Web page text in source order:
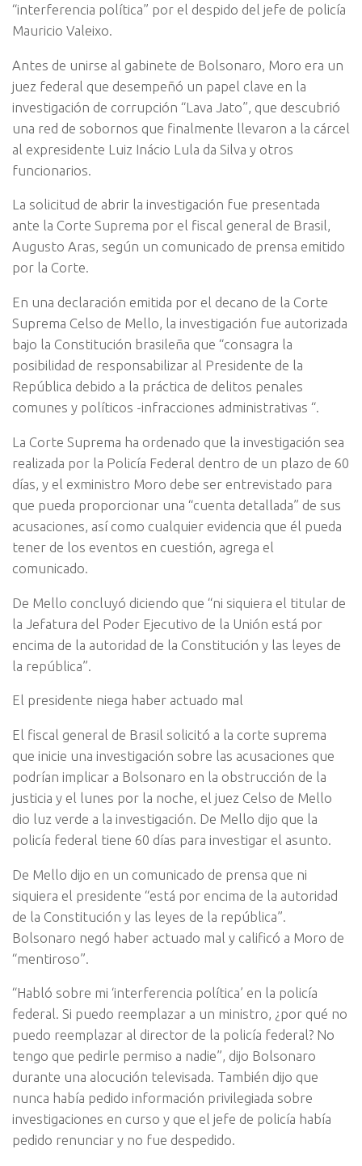
“interferencia política” por el despido del jefe de policía
Mauricio Valeixo.
Antes de unirse al gabinete de Bolsonaro, Moro era un
juez federal que desempeñó un papel clave en la
investigación de corrupción “Lava Jato”, que descubrió
una red de sobornos que finalmente llevaron a la cárcel
al expresidente Luiz Inácio Lula da Silva y otros
funcionarios.
La solicitud de abrir la investigación fue presentada
ante la Corte Suprema por el fiscal general de Brasil,
Augusto Aras, según un comunicado de prensa emitido
por la Corte.
En una declaración emitida por el decano de la Corte
Suprema Celso de Mello, la investigación fue autorizada
bajo la Constitución brasileña que “consagra la
posibilidad de responsabilizar al Presidente de la
República debido a la práctica de delitos penales
comunes y políticos -infracciones administrativas “.
La Corte Suprema ha ordenado que la investigación sea
realizada por la Policía Federal dentro de un plazo de 60
días, y el exministro Moro debe ser entrevistado para
que pueda proporcionar una “cuenta detallada” de sus
acusaciones, así como cualquier evidencia que él pueda
tener de los eventos en cuestión, agrega el
comunicado.
De Mello concluyó diciendo que “ni siquiera el titular de
la Jefatura del Poder Ejecutivo de la Unión está por
encima de la autoridad de la Constitución y las leyes de
la república”.
El presidente niega haber actuado mal
El fiscal general de Brasil solicitó a la corte suprema
que inicie una investigación sobre las acusaciones que
podrían implicar a Bolsonaro en la obstrucción de la
justicia y el lunes por la noche, el juez Celso de Mello
dio luz verde a la investigación. De Mello dijo que la
policía federal tiene 60 días para investigar el asunto.
De Mello dijo en un comunicado de prensa que ni
siquiera el presidente “está por encima de la autoridad
de la Constitución y las leyes de la república”.
Bolsonaro negó haber actuado mal y calificó a Moro de
“mentiroso”.
“Habló sobre mi ‘interferencia política’ en la policía
federal. Si puedo reemplazar a un ministro, ¿por qué no
puedo reemplazar al director de la policía federal? No
tengo que pedirle permiso a nadie”, dijo Bolsonaro
durante una alocución televisada. También dijo que
nunca había pedido información privilegiada sobre
investigaciones en curso y que el jefe de policía había
pedido renunciar y no fue despedido.